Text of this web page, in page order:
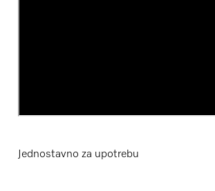
Jednostavno za upotrebu